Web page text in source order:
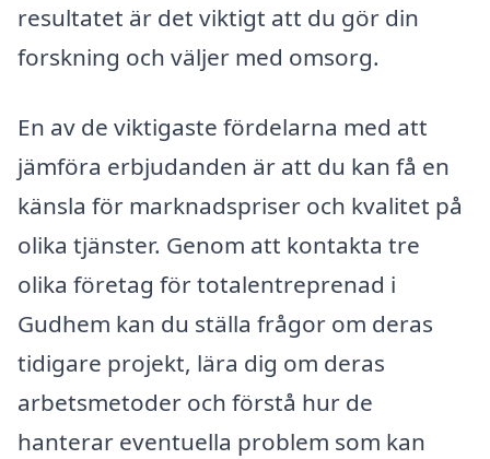
resultatet är det viktigt att du gör din
forskning och väljer med omsorg.
En av de viktigaste fördelarna med att
jämföra erbjudanden är att du kan få en
känsla för marknadspriser och kvalitet på
olika tjänster. Genom att kontakta tre
olika företag för totalentreprenad i
Gudhem kan du ställa frågor om deras
tidigare projekt, lära dig om deras
arbetsmetoder och förstå hur de
hanterar eventuella problem som kan